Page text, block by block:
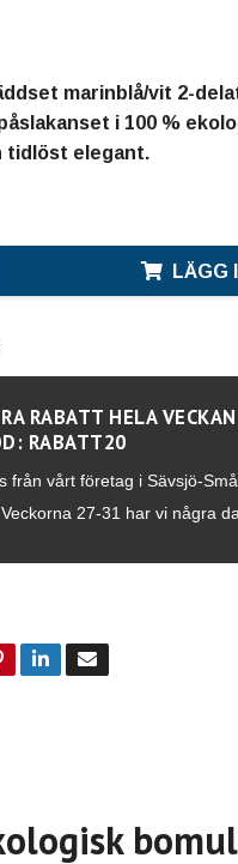
marinblå/vit 2-
i 100 %
tidlöst elegant.
LÄGG
RABATT HELA
RABATT20
från vårt företag i Sävsjö-
27-31 har vi några